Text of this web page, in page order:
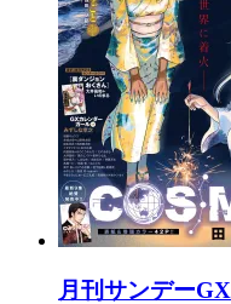
月刊サンデーGX